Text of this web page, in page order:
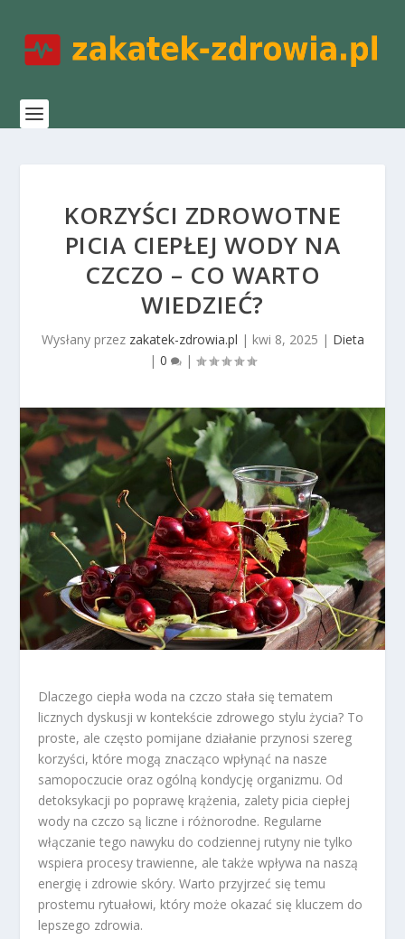
KORZYŚCI ZDROWOTNE
PICIA CIEPŁEJ WODY NA
CZCZO – CO WARTO
WIEDZIEĆ?
Wysłany przez zakatek-zdrowia.pl | kwi 8, 2025 | Dieta
| 0 |
Dlaczego ciepła woda na czczo stała się tematem
licznych dyskusji w kontekście zdrowego stylu życia? To
proste, ale często pomijane działanie przynosi szereg
korzyści, które mogą znacząco wpłynąć na nasze
samopoczucie oraz ogólną kondycję organizmu. Od
detoksykacji po poprawę krążenia, zalety picia ciepłej
wody na czczo są liczne i różnorodne. Regularne
włączanie tego nawyku do codziennej rutyny nie tylko
wspiera procesy trawienne, ale także wpływa na naszą
energię i zdrowie skóry. Warto przyjrzeć się temu
prostemu rytuałowi, który może okazać się kluczem do
lepszego zdrowia.